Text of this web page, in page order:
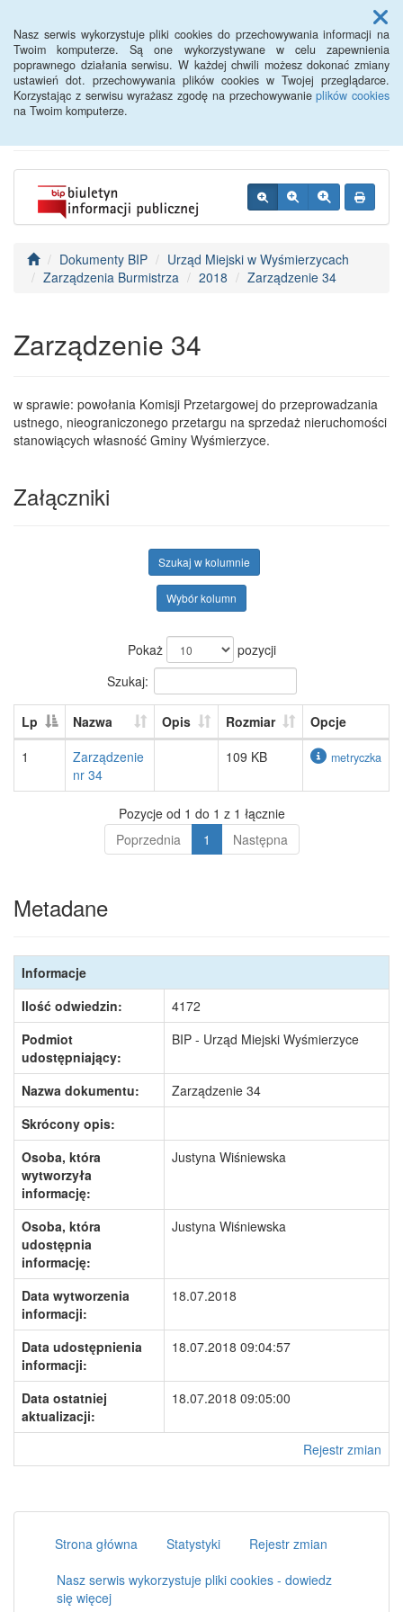
Nasz serwis wykorzystuje pliki cookies do przechowywania informacji na
Twoim komputerze. Są one wykorzystywane w celu zapewnienia
poprawnego działania serwisu. W każdej chwili możesz dokonać zmiany
ustawień dot. przechowywania plików cookies w Twojej przeglądarce.
Korzystając z serwisu wyrażasz zgodę na przechowywanieplików cookies
na Twoim komputerze.
Menu
BIP - Urząd Miejski
Wyśmierzyce
Dokumenty BIP
Urząd Miejski w Wyśmierzycach
Zarządzenia Burmistrza
2018 Zarządzenie 34
Zarządzenie 34
w sprawie: powołania Komisji Przetargowej do przeprowadzania
ustnego, nieograniczonego przetargu na sprzedaż nieruchomości
stanowiących własność Gminy Wyśmierzyce.
Załączniki
Szukaj w kolumnie
Wybór kolumn
Pokaż
pozycji
Szukaj:
Lp Nazwa Opis Rozmiar
Opcje
1
Zarządzenie
nr 34
109 KB metryczka
Pozycje od 1 do 1 z 1 łącznie
Poprzednia
1 Następna
Metadane
Informacje
Ilość odwiedzin:
4172
Podmiot
udostępniający:
BIP - Urząd Miejski Wyśmierzyce
Nazwa dokumentu:
Zarządzenie 34
Skrócony opis:
Osoba, która
wytworzyła
informację:
Justyna Wiśniewska
Osoba, która
udostępnia
informację:
Justyna Wiśniewska
Data wytworzenia
informacji:
18.07.2018
Data udostępnienia
informacji:
18.07.2018 09:04:57
Data ostatniej
aktualizacji:
18.07.2018 09:05:00
Rejestr zmian
Strona główna Statystyki
Rejestr zmian
Nasz serwis wykorzystuje pliki cookies - dowiedz
się więcej